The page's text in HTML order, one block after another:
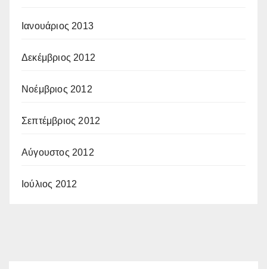
Ιανουάριος 2013
Δεκέμβριος 2012
Νοέμβριος 2012
Σεπτέμβριος 2012
Αύγουστος 2012
Ιούλιος 2012